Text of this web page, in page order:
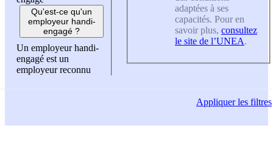
Qu'est-ce qu'un
employeur handi-
engagé ?
Un employeur handi-
engagé est un
employeur reconnu
adaptées à ses
capacités. Pour en
savoir plus, consultez
le site de l’UNEA.
Appliquerles filtres